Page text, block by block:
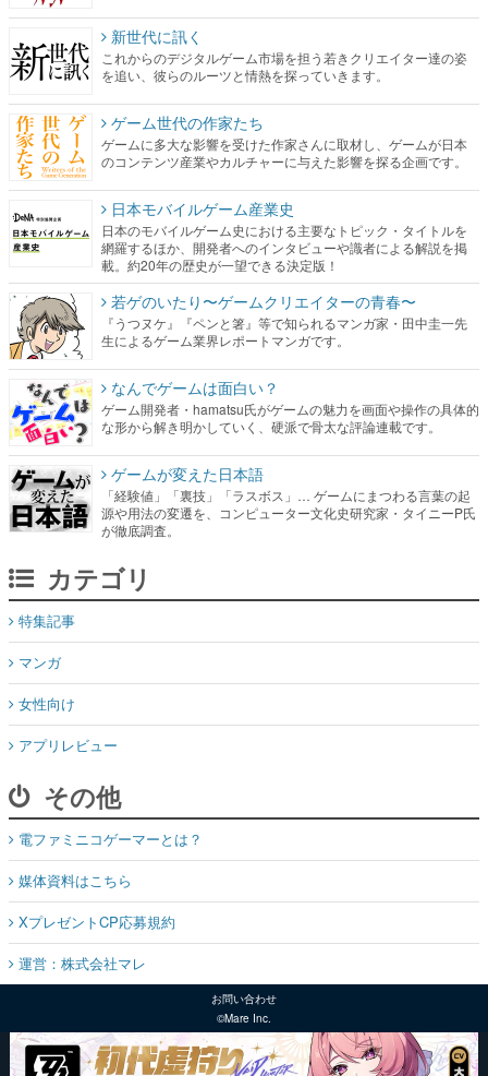
新世代に訊く
これからのデジタルゲーム市場を担う若きクリエイター達の姿
を追い、彼らのルーツと情熱を探っていきます。
ゲーム世代の作家たち
ゲームに多大な影響を受けた作家さんに取材し、ゲームが日本
のコンテンツ産業やカルチャーに与えた影響を探る企画です。
日本モバイルゲーム産業史
日本のモバイルゲーム史における主要なトピック・タイトルを
網羅するほか、開発者へのインタビューや識者による解説を掲
載。約20年の歴史が一望できる決定版！
若ゲのいたり〜ゲームクリエイターの青春〜
『うつヌケ』『ペンと箸』等で知られるマンガ家・田中圭一先
生によるゲーム業界レポートマンガです。
なんでゲームは面白い？
ゲーム開発者・hamatsu氏がゲームの魅力を画面や操作の具体的
な形から解き明かしていく、硬派で骨太な評論連載です。
ゲームが変えた日本語
「経験値」「裏技」「ラスボス」… ゲームにまつわる言葉の起
源や用法の変遷を、コンピューター文化史研究家・タイニーP氏
が徹底調査。
カテゴリ
特集記事
マンガ
女性向け
アプリレビュー
その他
電ファミニコゲーマーとは？
媒体資料はこちら
XプレゼントCP応募規約
運営：株式会社マレ
お問い合わせ
©Mare Inc.